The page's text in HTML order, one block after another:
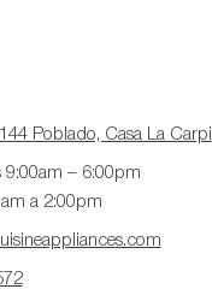
Poblado, Casa La Carpi
9:00am – 6:00pm
a 2:00pm